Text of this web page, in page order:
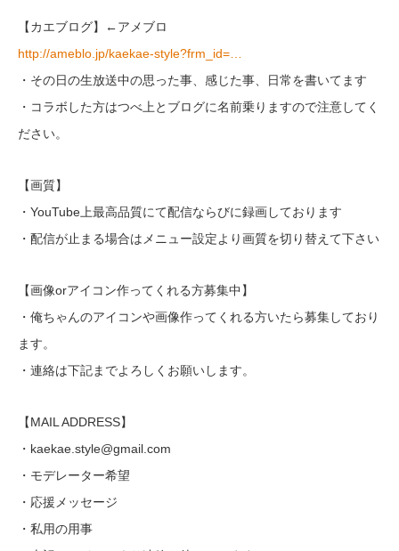
【カエブログ】←アメブロ
http://ameblo.jp/kaekae-style?frm_id=…
・その日の生放送中の思った事、感じた事、日常を書いてます
・コラボした方はつべ上とブログに名前乗りますので注意してく
ださい。
【画質】
・YouTube上最高品質にて配信ならびに録画しております
・配信が止まる場合はメニュー設定より画質を切り替えて下さい
【画像orアイコン作ってくれる方募集中】
・俺ちゃんのアイコンや画像作ってくれる方いたら募集しており
ます。
・連絡は下記までよろしくお願いします。
【MAIL ADDRESS】
・kaekae.style@gmail.com
・モデレーター希望
・応援メッセージ
・私用の用事